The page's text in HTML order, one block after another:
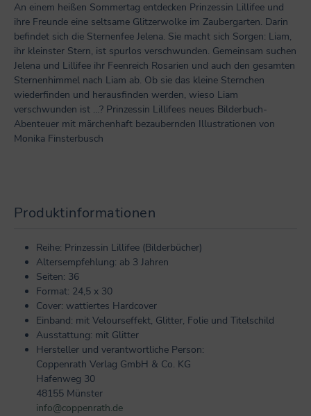
An einem heißen Sommertag entdecken Prinzessin Lillifee und
ihre Freunde eine seltsame Glitzerwolke im Zaubergarten. Darin
befindet sich die Sternenfee Jelena. Sie macht sich Sorgen: Liam,
ihr kleinster Stern, ist spurlos verschwunden. Gemeinsam suchen
Jelena und Lillifee ihr Feenreich Rosarien und auch den gesamten
Sternenhimmel nach Liam ab. Ob sie das kleine Sternchen
wiederfinden und herausfinden werden, wieso Liam
verschwunden ist …? Prinzessin Lillifees neues Bilderbuch-
Abenteuer mit märchenhaft bezaubernden Illustrationen von
Monika Finsterbusch
Produktinformationen
Reihe: Prinzessin Lillifee (Bilderbücher)
Altersempfehlung: ab 3 Jahren
Seiten: 36
Format: 24,5 x 30
Cover: wattiertes Hardcover
Einband: mit Velourseffekt, Glitter, Folie und Titelschild
Ausstattung: mit Glitter
Hersteller und verantwortliche Person:
Coppenrath Verlag GmbH & Co. KG
Hafenweg 30
48155 Münster
info@coppenrath.de